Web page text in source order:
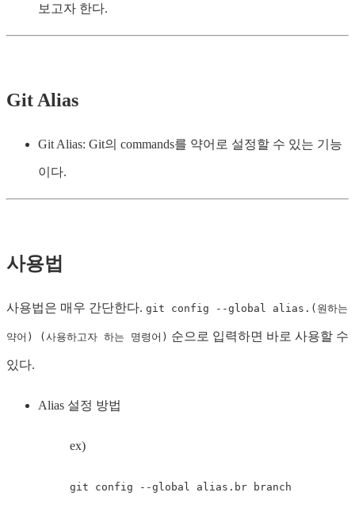
보고자 한다.
Git Alias
Git Alias: Git의 commands를 약어로 설정할 수 있는 기능
이다.
사용법
사용법은 매우 간단한다. git config --global alias.(원하는
약어) (사용하고자 하는 명령어) 순으로 입력하면 바로 사용할 수
있다.
Alias 설정 방법
ex)
git config --global alias.br branch